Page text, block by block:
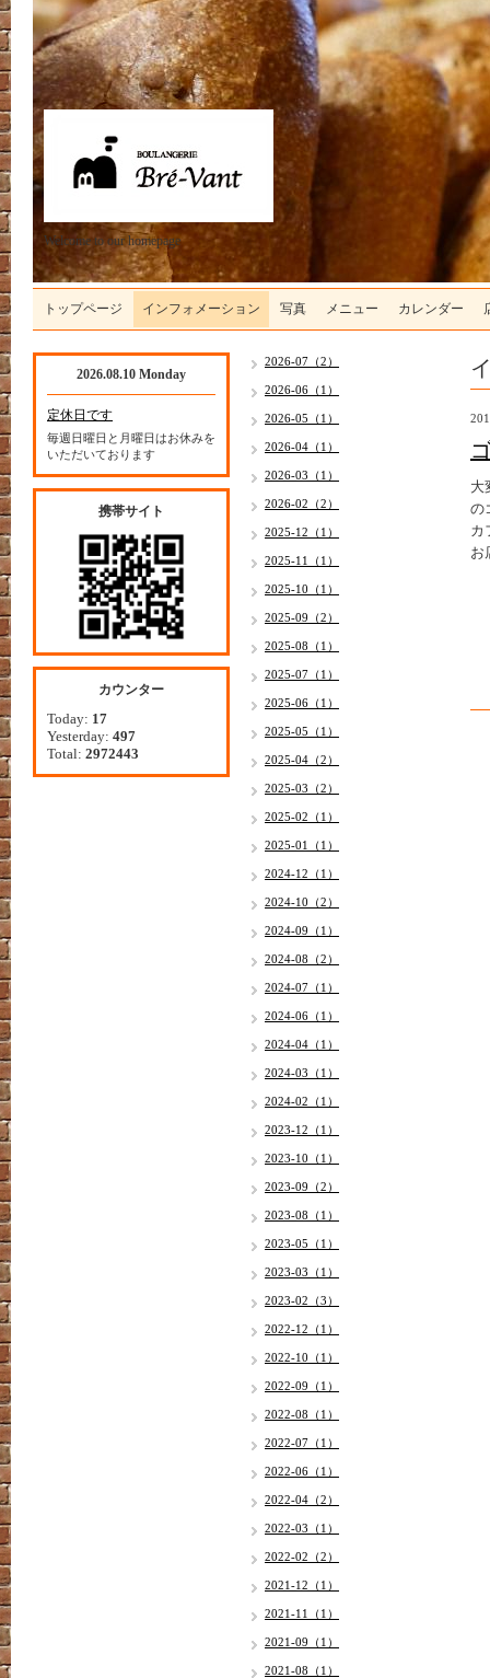
Welcome to our homepage
トップページ インフォメーション 写真 メニュー カレンダー
大
の
カ
お
2026-07（2）
2026-06（1）
2026-05（1）
2026-04（1）
2026-03（1）
2026-02（2）
2025-12（1）
2025-11（1）
2025-10（1）
2025-09（2）
2025-08（1）
2025-07（1）
2025-06（1）
2025-05（1）
2025-04（2）
2025-03（2）
2025-02（1）
2025-01（1）
2024-12（1）
2024-10（2）
2024-09（1）
2024-08（2）
2024-07（1）
2024-06（1）
2024-04（1）
2024-03（1）
2024-02（1）
2023-12（1）
2023-10（1）
2023-09（2）
2023-08（1）
2023-05（1）
2023-03（1）
2023-02（3）
2022-12（1）
2022-10（1）
2022-09（1）
2022-08（1）
2022-07（1）
2022-06（1）
2022-04（2）
2022-03（1）
2022-02（2）
2021-12（1）
2021-11（1）
2021-09（1）
2021-08（1）
2026.08.10 Monday
定休日です
毎週日曜日と月曜日はお休みを
いただいております
携帯サイト
カウンター
Today: 17
Yesterday: 497
Total: 2972443